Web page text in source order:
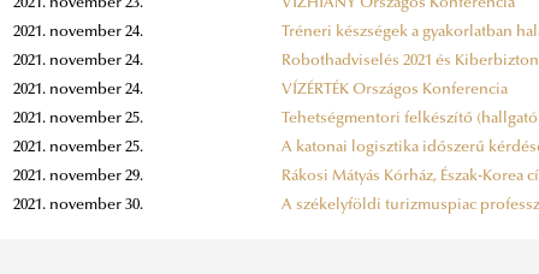
2021. november 23.
VÍZHIÁNY Országos Konferencia
2021. november 24.
Tréneri készségek a gyakorlatban
2021. november 24.
Robothadviselés 2021 és
2021. november 24.
VÍZÉRTÉK Országos Konferencia
2021. november 25.
Tehetségmentori felkészítő
2021. november 25.
A katonai logisztika időszerű
2021. november 29.
Rákosi Mátyás Kórház, Észak-Korea
2021. november 30.
A székelyföldi turizmuspiac